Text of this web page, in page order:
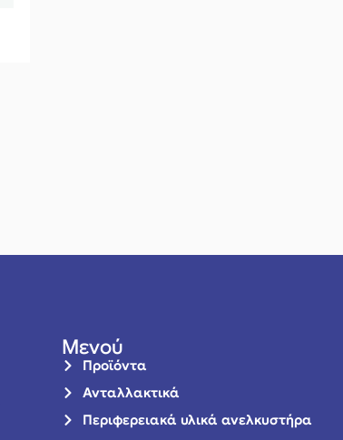
Μενού
Προϊόντα
Ανταλλακτικά
Περιφερειακά υλικά ανελκυστήρα